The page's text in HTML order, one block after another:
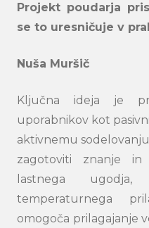
Projekt poudarja
se to uresničuje v
Nuša Muršič
Ključna ideja je
uporabnikov kot
aktivnemu
zagotoviti znanje in
lastnega
temperaturnega
omogoča prilagajanje